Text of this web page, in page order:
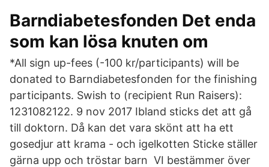
Barndiabetesfonden Det enda
som kan lösa knuten om
*All sign up-fees (-100 kr/participants) will be
donated to Barndiabetesfonden for the finishing
participants. Swish to (recipient Run Raisers):
1231082122. 9 nov 2017 Ibland sticks det att gå
till doktorn. Då kan det vara skönt att ha ett
gosedjur att krama - och igelkotten Sticke ställer
gärna upp och tröstar barn VI bestämmer över